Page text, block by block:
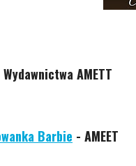
AMETT
Barbie - AMEET